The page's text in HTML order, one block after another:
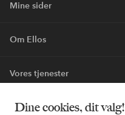
Dine cookies, dit valg!
Mine sider
Om Ellos
Vores tjenester
Vilkår